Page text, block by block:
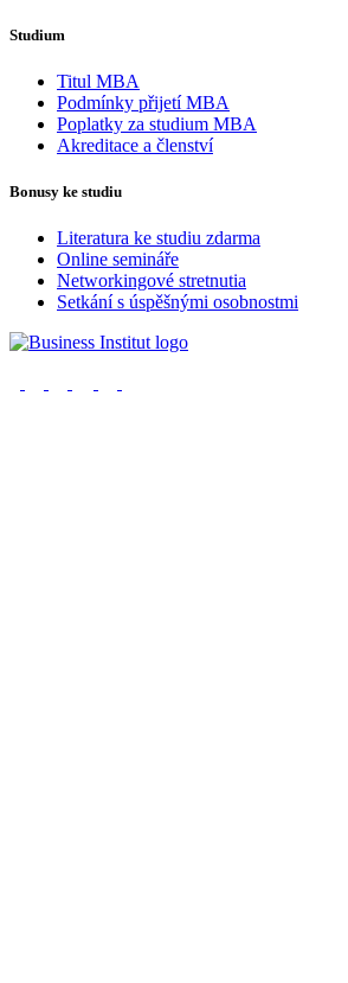
Studium
Titul MBA
Podmínky přijetí MBA
Poplatky za studium MBA
Akreditace a členství
Bonusy ke studiu
Literatura ke studiu zdarma
Online semináře
Networkingové stretnutia
Setkání s úspěšnými osobnostmi